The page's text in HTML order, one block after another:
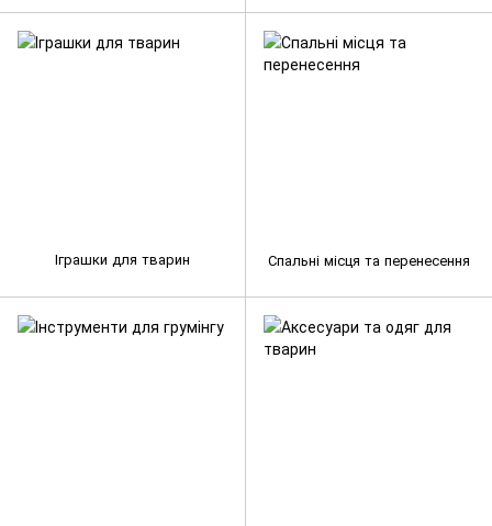
Іграшки для тварин Спальні місця та перенесення